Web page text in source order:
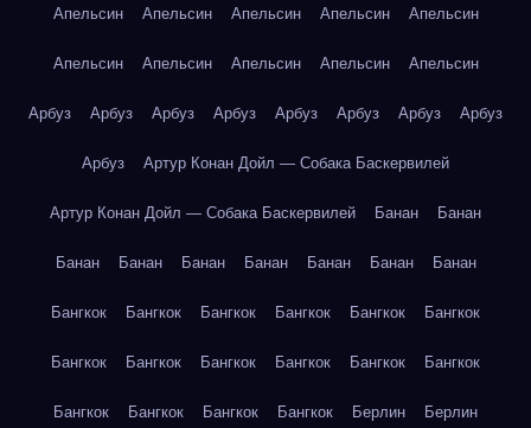
Апельсин Апельсин Апельсин Апельсин Апельсин
Апельсин Апельсин Апельсин Апельсин Апельсин
Арбуз Арбуз Арбуз Арбуз Арбуз Арбуз Арбуз Арбуз
Арбуз Артур Конан Дойл — Собака Баскервилей
Артур Конан Дойл — Собака Баскервилей Банан Банан
Банан Банан Банан Банан Банан Банан Банан
Бангкок Бангкок Бангкок Бангкок Бангкок Бангкок
Бангкок Бангкок Бангкок Бангкок Бангкок Бангкок
Бангкок Бангкок Бангкок Бангкок Берлин Берлин